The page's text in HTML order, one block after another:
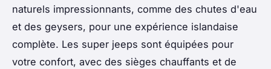
naturels impressionnants, comme des chutes d'eau
et des geysers, pour une expérience islandaise
complète. Les super jeeps sont équipées pour
votre confort, avec des sièges chauffants et de